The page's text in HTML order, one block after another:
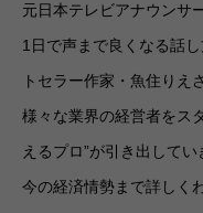
元日本テレビアナウンサ
1日で声まで良くなる話
トセラー作家・魚住りえ
様々な業界の経営者をス
えるプロ”が引き出して
今の経済情勢まで詳しく